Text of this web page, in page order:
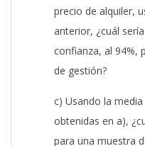
precio de alquiler,
anterior, ¿cuál
confianza, al 94%,
de gestión?
c) Usando la
obtenidas en a),
para una muestra